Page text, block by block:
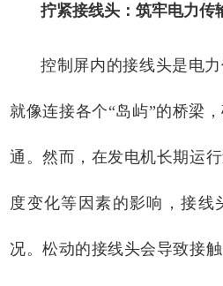
拧紧接线头：筑牢电力传
控制屏内的接线头是电
就像连接各个“岛屿”的桥梁
通。然而，在发电机长期运
度变化等因素的影响，接线
况。松动的接线头会导致接